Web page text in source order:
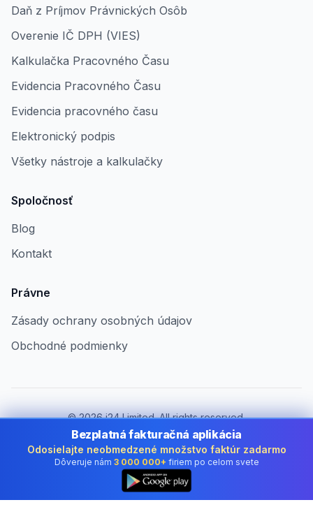
Daň z Príjmov Právnických Osôb
Overenie IČ DPH (VIES)
Kalkulačka Pracovného Času
Evidencia Pracovného Času
Evidencia pracovného času
Elektronický podpis
Všetky nástroje a kalkulačky
Spoločnosť
Blog
Kontakt
Právne
Zásady ochrany osobných údajov
Obchodné podmienky
©2026i24 Limited. All rights reserved.
Pre firmy v Slovakia
Zmeniť krajinu:
Slovakia
Bezplatná fakturačná aplikácia
Odosielajte neobmedzené množstvo faktúr zadarmo
Dôveruje nám 3 000 000+ firiem po celom svete